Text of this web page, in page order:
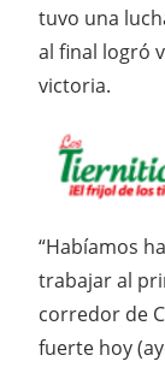
tuvo una
al final logró
victoria.
“Habíamos
trabajar al
corredor de
fuerte hoy